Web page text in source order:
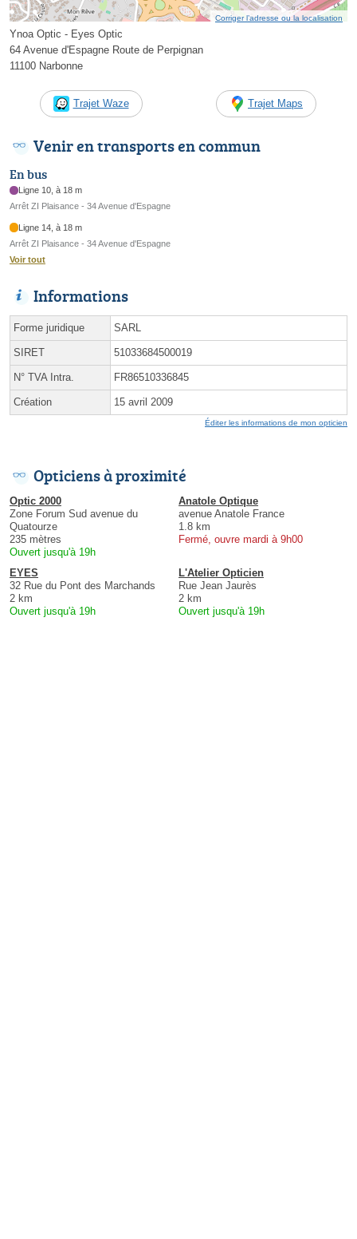
Corriger l’adresse ou la localisation
Ynoa Optic - Eyes Optic
64 Avenue d'Espagne Route de Perpignan
11100 Narbonne
Trajet Waze Trajet Maps
Venir en transports en commun
En bus
Ligne 10, à 18 m
Arrêt ZI Plaisance - 34 Avenue d'Espagne
Ligne 14, à 18 m
Arrêt ZI Plaisance - 34 Avenue d'Espagne
Voir tout
Informations
Forme juridique SARL
SIRET 51033684500019
N° TVA Intra. FR86510336845
Création 15 avril 2009
Éditer les informations de mon opticien
Opticiens à proximité
Optic 2000
Zone Forum Sud avenue du
Quatourze
235 mètres
Ouvert jusqu'à 19h
Anatole Optique
avenue Anatole France
1.8 km
Fermé, ouvre mardi à 9h00
EYES
32 Rue du Pont des Marchands
2 km
Ouvert jusqu'à 19h
L'Atelier Opticien
Rue Jean Jaurès
2 km
Ouvert jusqu'à 19h